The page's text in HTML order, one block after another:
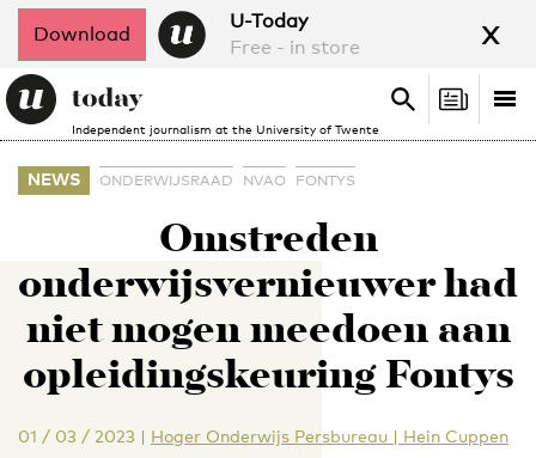
Download
U-Today
Free - in store
x
Independent journalism at the University of Twente
Search
Search
NEWS ONDERWIJSRAAD NVAO FONTYS
Omstreden
onderwijsvernieuwer had
niet mogen meedoen aan
opleidingskeuring Fontys
01 / 03 / 2023 | Hoger Onderwijs Persbureau | Hein Cuppen